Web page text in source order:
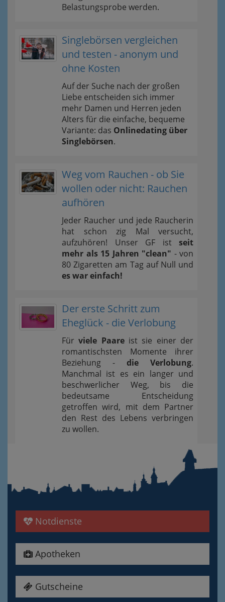
Belastungsprobe werden.
Singlebörsen vergleichen
und testen - anonym und
ohne Kosten
Auf der Suche nach der großen
Liebe entscheiden sich immer
mehr Damen und Herren jeden
Alters für die einfache, bequeme
Variante: das Onlinedating über
Singlebörsen.
Weg vom Rauchen - ob Sie
wollen oder nicht: Rauchen
aufhören
Jeder Raucher und jede Raucherin
hat schon zig Mal versucht,
aufzuhören! Unser GF ist seit
mehr als 15 Jahren "clean" - von
80 Zigaretten am Tag auf Null und
es war einfach!
Der erste Schritt zum
Eheglück - die Verlobung
Fürviele Paareist sie einer der
romantischsten Momente ihrer
Beziehung - die Verlobung.
Manchmal ist es ein langer und
beschwerlicher Weg, bis die
bedeutsame Entscheidung
getroffen wird, mit dem Partner
den Rest des Lebens verbringen
zu wollen.
Notdienste
Apotheken
Gutscheine